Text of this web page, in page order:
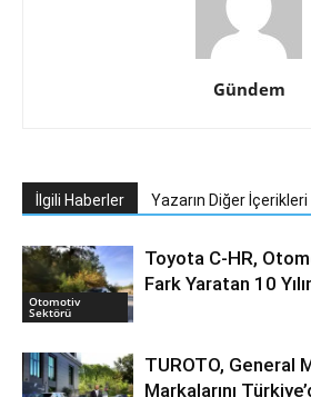
Gündem
İlgili Haberler Yazarın Diğer İçerikleri
Otomotiv
Sektörü
Toyota C-HR,
Fark Yaratan 10
TUROTO, General
Markalarını